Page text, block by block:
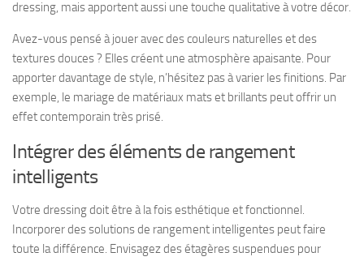
dressing, mais apportent aussi une touche qualitative à votre décor.
Avez-vous pensé à jouer avec des couleurs naturelles et des
textures douces ? Elles créent une atmosphère apaisante. Pour
apporter davantage de style, n’hésitez pas à varier les finitions. Par
exemple, le mariage de matériaux mats et brillants peut offrir un
effet contemporain très prisé.
Intégrer des éléments de rangement
intelligents
Votre dressing doit être à la fois esthétique et fonctionnel.
Incorporer des solutions de rangement intelligentes peut faire
toute la différence. Envisagez des étagères suspendues pour